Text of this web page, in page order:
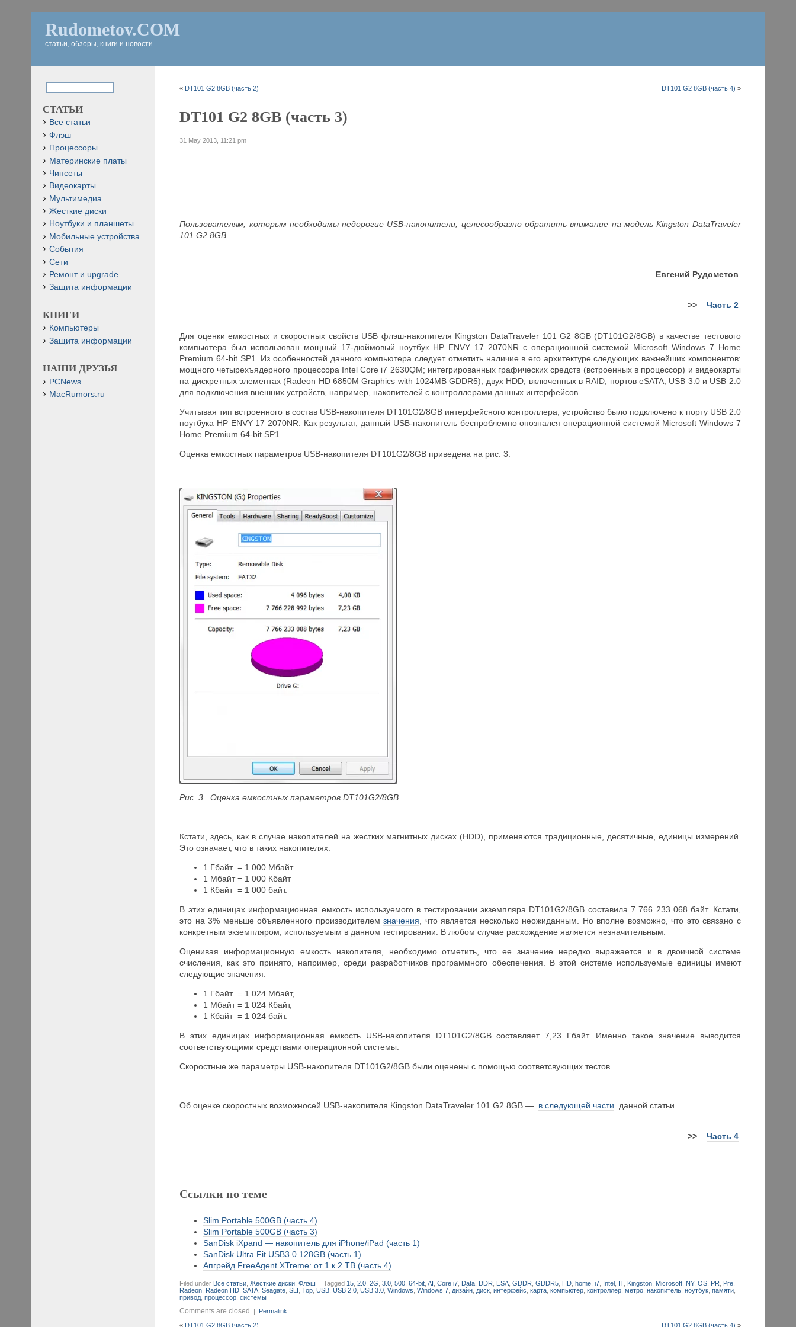
Rudometov.COM
статьи, обзоры, книги и новости
« DT101 G2 8GB (часть 2) DT101 G2 8GB (часть 4) »
DT101 G2 8GB (часть 3)
31 May 2013, 11:21 pm
Пользователям, которым необходимы недорогие USB-накопители, целесообразно обратить внимание на модель Kingston DataTraveler
101 G2 8GB
Евгений Рудометов
>> Часть 2
Для оценки емкостных и скоростных свойств USB флэш-накопителя Kingston DataTraveler 101 G2 8GB (DT101G2/8GB) в качестве тестового
компьютера был использован мощный 17-дюймовый ноутбук HP ENVY 17 2070NR с операционной системой Microsoft Windows 7 Home
Premium 64-bit SP1. Из особенностей данного компьютера следует отметить наличие в его архитектуре следующих важнейших компонентов:
мощного четырехъядерного процессора Intel Core i7 2630QM; интегрированных графических средств (встроенных в процессор) и видеокарты
на дискретных элементах (Radeon HD 6850M Graphics with 1024MB GDDR5); двух HDD, включенных в RAID; портов eSATA, USB 3.0 и USB 2.0
для подключения внешних устройств, например, накопителей с контроллерами данных интерфейсов.
Учитывая тип встроенного в состав USB-накопителя DT101G2/8GB интерфейсного контроллера, устройство было подключено к порту USB 2.0
ноутбука HP ENVY 17 2070NR. Как результат, данный USB-накопитель беспроблемно опознался операционной системой Microsoft Windows 7
Home Premium 64-bit SP1.
Оценка емкостных параметров USB-накопителя DT101G2/8GB приведена на рис. 3.
Рис. 3. Оценка емкостных параметровDT101G2/8GB
Кстати, здесь, как в случае накопителей на жестких магнитных дисках (HDD), применяются традиционные, десятичные, единицы измерений.
Это означает, что в таких накопителях:
1 Гбайт = 1 000 Мбайт
1 Мбайт = 1 000 Кбайт
1 Кбайт = 1 000 байт.
В этих единицах информационная емкость используемого в тестировании экземпляра DT101G2/8GB составила 7 766 233 068 байт. Кстати,
это на 3% меньше объявленного производителемзначения , что является несколько неожиданным. Но вполне возможно, что это связано с
конкретным экземпляром, используемым в данном тестировании. В любом случае расхождение является незначительным.
Оценивая информационную емкость накопителя, необходимо отметить, что ее значение нередко выражается и в двоичной системе
счисления, как это принято, например, среди разработчиков программного обеспечения. В этой системе используемые единицы имеют
следующие значения:
1 Гбайт = 1 024 Мбайт,
1 Мбайт = 1 024 Кбайт,
1 Кбайт = 1 024 байт.
В этих единицах информационная емкость USB-накопителя DT101G2/8GB составляет 7,23 Гбайт. Именно такое значение выводится
соответствующими средствами операционной системы.
Скоростные же параметры USB-накопителя DT101G2/8GB были оценены с помощью соответсвующих тестов.
Об оценке скоростных возможносей USB-накопителя Kingston DataTraveler 101 G2 8GB — в следующей части данной статьи.
>> Часть 4
Ссылки по теме
Slim Portable 500GB (часть 4)
Slim Portable 500GB (часть 3)
SanDisk iXpand — накопитель для iPhone/iPad (часть 1)
SanDisk Ultra Fit USB3.0 128GB (часть 1)
Апгрейд FreeAgent XTreme: от 1 к 2 TB (часть 4)
Filed under Все статьи ,Жесткие диски ,Флэш Tagged 15 ,2.0 ,2G ,3.0 ,500 ,64-bit ,AI ,Core i7 Data DDR ESA ,GDDR ,GDDR5 HD ,home ,i7 Intel IT, Kingston Microsoft NY,OS PR Pre
Radeon Radeon HD ,SATA ,Seagate ,SLI ,Top ,USB ,USB 2.0 ,USB 3.0 ,Windows ,Windows 7 дизайн диск ,интерфейс ,карта ,компьютер ,контроллер ,метро ,накопитель ,ноутбук ,памяти
привод ,процессор ,системы
Comments are closed | Permalink
« DT101 G2 8GB (часть 2) DT101 G2 8GB (часть 4) »
СТАТЬИ
Все статьи
Флэш
Процессоры
Материнские платы
Чипсеты
Видеокарты
Мультимедиа
Жесткие диски
Ноутбуки и планшеты
Мобильные устройства
События
Сети
Ремонт и upgrade
Защита информации
КНИГИ
Компьютеры
Защита информации
НАШИ ДРУЗЬЯ
PCNews
MacRumors.ru